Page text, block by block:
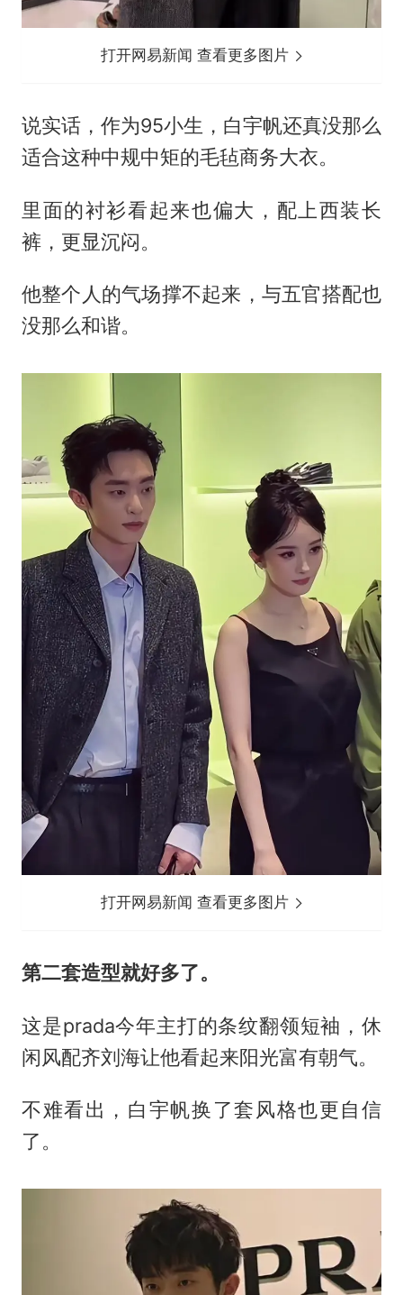
打开网易新闻 查看更多图片
说实话，作为95小生，白宇帆还真没那么
适合这种中规中矩的毛毡商务大衣。
里面的衬衫看起来也偏大，配上西装长
裤，更显沉闷。
他整个人的气场撑不起来，与五官搭配也
没那么和谐。
打开网易新闻 查看更多图片
第二套造型就好多了。
这是prada今年主打的条纹翻领短袖，休
闲风配齐刘海让他看起来阳光富有朝气。
不难看出，白宇帆换了套风格也更自信
了。